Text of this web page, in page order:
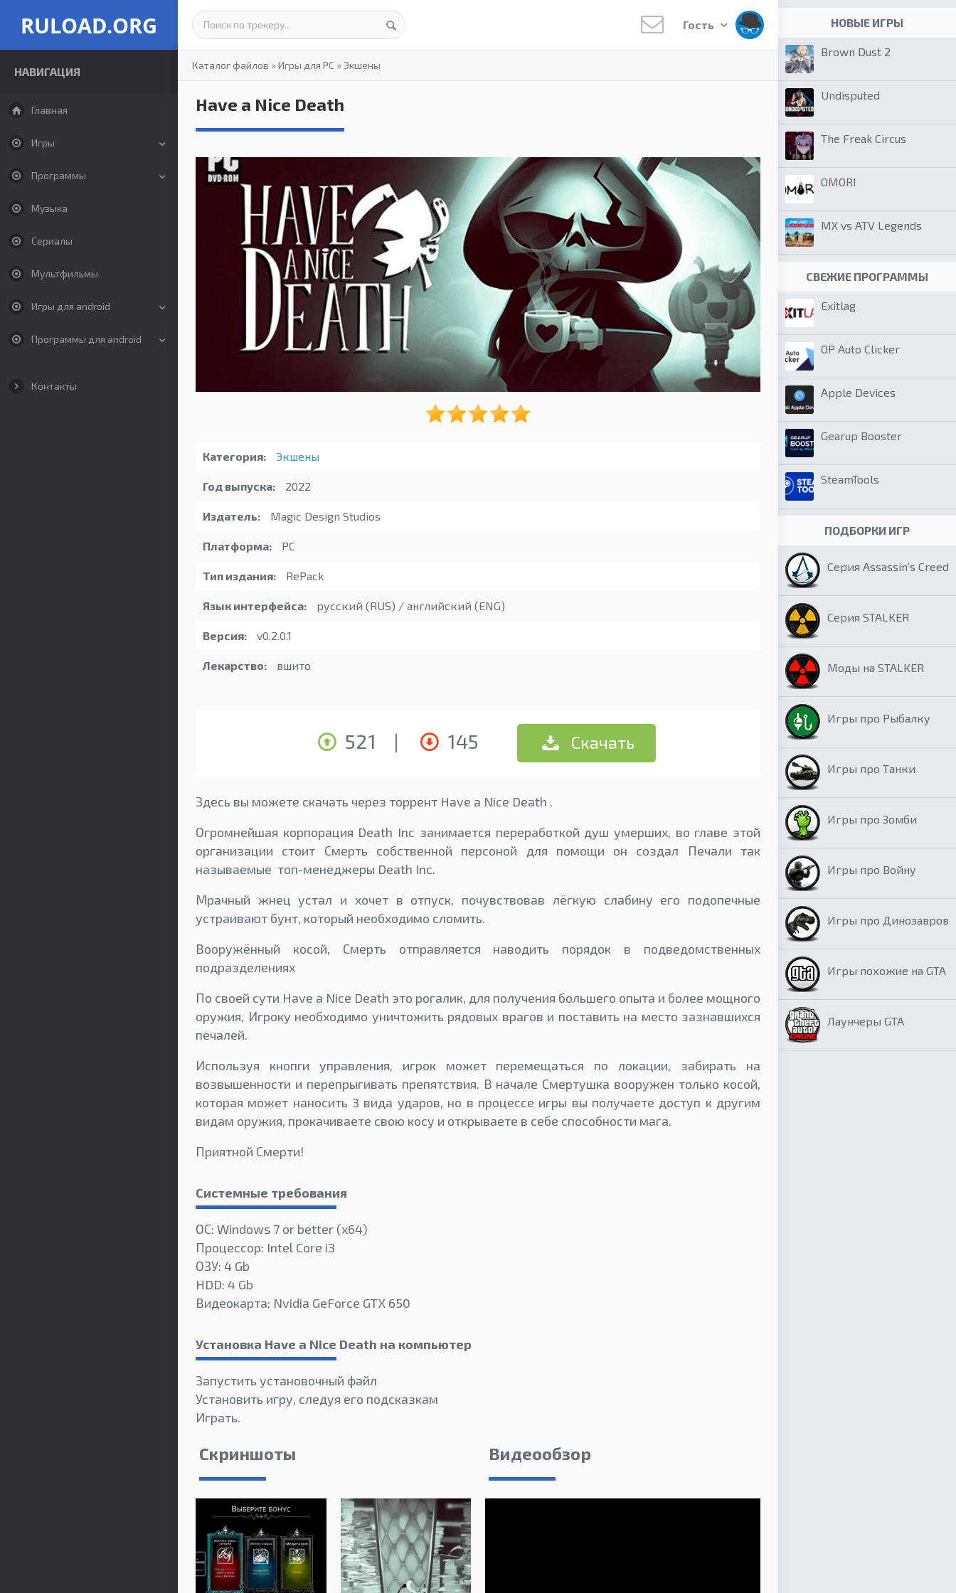
RULOAD.ORG
НАВИГАЦИЯ
Главная
Игры
Программы
Музыка
Сериалы
Мультфильмы
Игры для android
Программы для android
Контакты
Гость
Каталог файлов »Игры для PC »Экшены
Have a Nice Death
Категория: Экшены
Год выпуска: 2022
Издатель: Magic Design Studios
Платформа: PC
Тип издания: RePack
Язык интерфейса: русский (RUS) / английский (ENG)
Версия: v0.2.0.1
Лекарство: вшито
521 | 145 Скачать
Здесь вы можете скачать через торрент Have a Nice Death .
Огромнейшая корпорация Death Inc занимается переработкой душ умерших, во главе этой
организации стоит Смерть собственной персоной для помощи он создал Печали так
называемые топ-менеджеры Death Inc.
Мрачный жнец устал и хочет в отпуск, почувствовав лёгкую слабину его подопечные
устраивают бунт, который необходимо сломить.
Вооружённый косой, Смерть отправляется наводить порядок в подведомственных
подразделениях
По своей сути Have a Nice Death это рогалик, для получения большего опыта и более мощного
оружия, Игроку необходимо уничтожить рядовых врагов и поставить на место зазнавшихся
печалей.
Используя кнопrи управления, игрок может перемещаться по локации, забирать на
возвышенности и перепрыгивать препятствия. В начале Смертушка вооружен только косой,
которая может наносить 3 вида ударов, но в процессе игры вы получаете доступ к другим
видам оружия, прокачиваете свою косу и открываете в себе способности мага.
Приятной Смерти!
Системные требования
ОС: Windows 7 or better (х64)
Процессор: Intel Core i3
ОЗУ: 4 Gb
HDD: 4 Gb
Видеокарта: Nvidia GeForce GTX 650
Установка Have a Nice Death на компьютер
Запустить установочный файл
Установить игру, следуя его подсказкам
Играть.
Скриншоты Видеообзор
НОВЫЕ ИГРЫ
Brown Dust 2
Undisputed
The Freak Circus
OMORI
MX vs ATV Legends
СВЕЖИЕ ПРОГРАММЫ
Exitlag
OP Auto Clicker
Apple Devices
Gearup Booster
SteamTools
ПОДБОРКИ ИГР
Серия Assassin’s Creed
Серия STALKER
Моды на STALKER
Игры про Рыбалку
Игры про Танки
Игры про Зомби
Игры про Войну
Игры про Динозавров
Игры похожие на GTA
Лаунчеры GTA